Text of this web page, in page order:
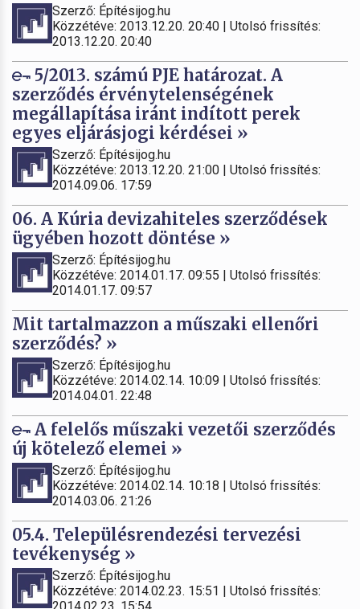
Szerző: Építésijog.hu
Közzétéve: 2013.12.20. 20:40 | Utolsó frissítés:
2013.12.20. 20:40
5/2013. számú PJE határozat. A
szerződés érvénytelenségének
megállapítása iránt indított perek
egyes eljárásjogi kérdései »
Szerző: Építésijog.hu
Közzétéve: 2013.12.20. 21:00 | Utolsó frissítés:
2014.09.06. 17:59
06. A Kúria devizahiteles szerződések
ügyében hozott döntése »
Szerző: Építésijog.hu
Közzétéve: 2014.01.17. 09:55 | Utolsó frissítés:
2014.01.17. 09:57
Mit tartalmazzon a műszaki ellenőri
szerződés? »
Szerző: Építésijog.hu
Közzétéve: 2014.02.14. 10:09 | Utolsó frissítés:
2014.04.01. 22:48
A felelős műszaki vezetői szerződés
új kötelező elemei »
Szerző: Építésijog.hu
Közzétéve: 2014.02.14. 10:18 | Utolsó frissítés:
2014.03.06. 21:26
05.4. Településrendezési tervezési
tevékenység »
Szerző: Építésijog.hu
Közzétéve: 2014.02.23. 15:51 | Utolsó frissítés:
2014.02.23. 15:54